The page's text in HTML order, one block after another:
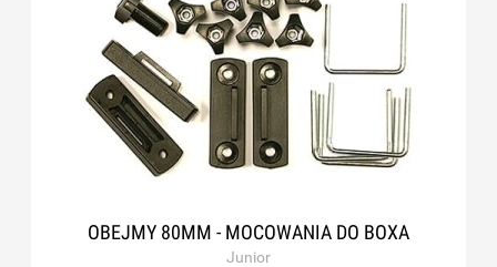
OBEJMY 80MM - MOCOWANIA DO BOXA
Junior